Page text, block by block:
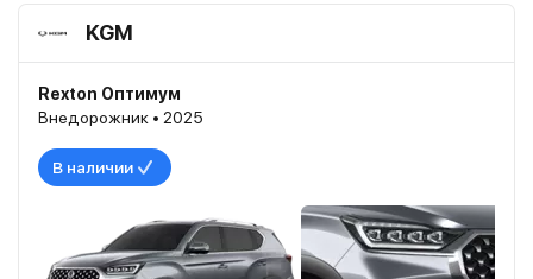
KGM
Rexton Оптимум
Внедорожник • 2025
В наличии